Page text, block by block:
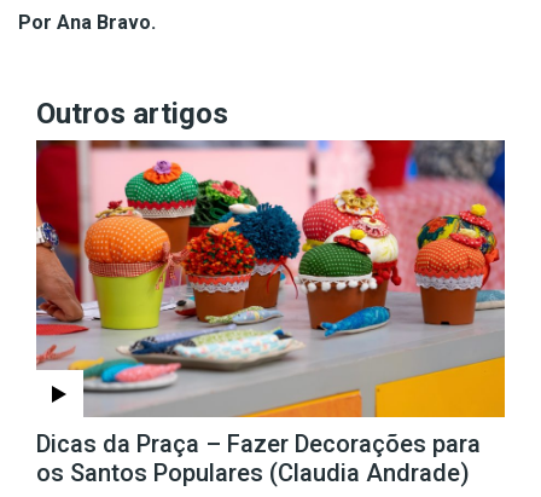
Por Ana Bravo.
Outros artigos
Dicas da Praça – Fazer Decorações para
os Santos Populares (Claudia Andrade)